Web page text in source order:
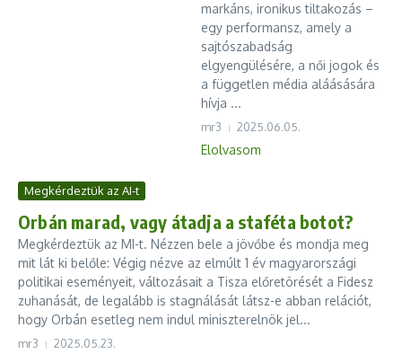
markáns, ironikus tiltakozás –
egy performansz, amely a
sajtószabadság
elgyengülésére, a női jogok és
a független média aláásására
hívja ...
mr3 2025.06.05.
Elolvasom
Megkérdeztük az AI-t
Orbán marad, vagy átadja a staféta botot?
Megkérdeztük az MI-t. Nézzen bele a jövőbe és mondja meg
mit lát ki belőle: Végig nézve az elmúlt 1 év magyarországi
politikai eseményeit, változásait a Tisza előretörését a Fidesz
zuhanását, de legalább is stagnálását látsz-e abban relációt,
hogy Orbán esetleg nem indul miniszterelnök jel...
mr3 2025.05.23.